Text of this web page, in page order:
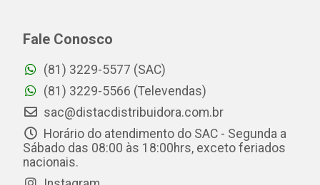
Fale Conosco
(81) 3229-5577 (SAC)
(81) 3229-5566 (Televendas)
sac@distacdistribuidora.com.br
Horário do atendimento do SAC - Segunda a
Sábado das 08:00 às 18:00hrs, exceto feriados
nacionais.